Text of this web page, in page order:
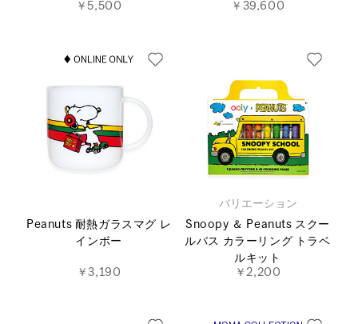
￥5,500
￥39,600
Peanuts 耐熱ガラスマグ レ
インボー
￥3,190
バリエーション
Snoopy ＆ Peanuts スクー
ルバス カラーリング トラベ
ルキット
￥2,200